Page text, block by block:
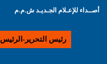
أصــداء للإعـلام الجـديـد ش.م.م
رئيس التحرير-